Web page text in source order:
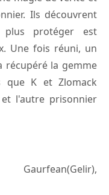
Ils découvrent
protéger est
Une fois réuni, un
récupéré la gemme
que K et Zlomack
l'autre prisonnier